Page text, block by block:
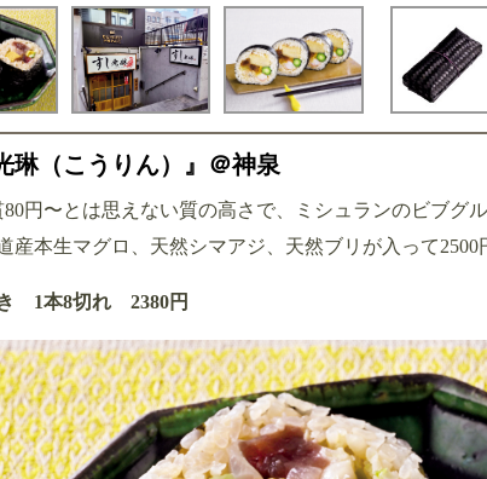
琳（こうりん）』＠神泉
80円〜とは思えない質の高さで、ミシュランのビブグ
産本生マグロ、天然シマアジ、天然ブリが入って2500
1本8切れ 2380円